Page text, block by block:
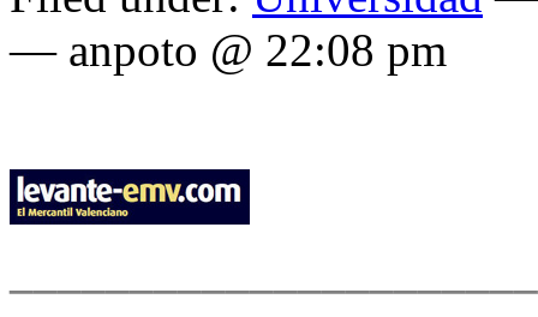
— anpoto @ 22:08 pm